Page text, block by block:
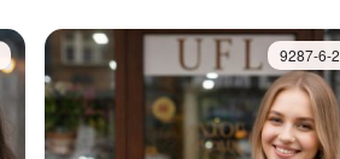
9287-6-2